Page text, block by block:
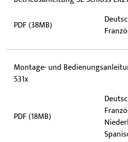
PDF (38MB)
Montage- und
531x
PDF (18MB)